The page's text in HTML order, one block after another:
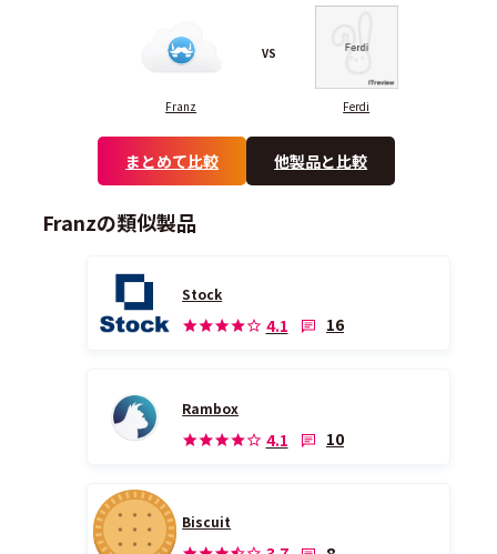
Franz
VS
Ferdi
まとめて比較 他製品と比較
Franzの類似製品
Stock
4.1 16
Rambox
4.1 10
Biscuit